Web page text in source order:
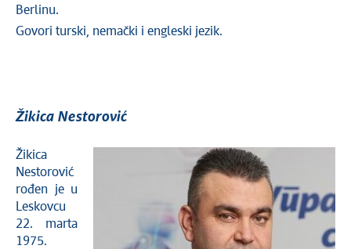
Berlinu.
Govori turski, nemački i engleski jezik.
Žikica Nestorović
Žikica
Nestorović
rođen je u
Leskovcu
22. marta
1975.